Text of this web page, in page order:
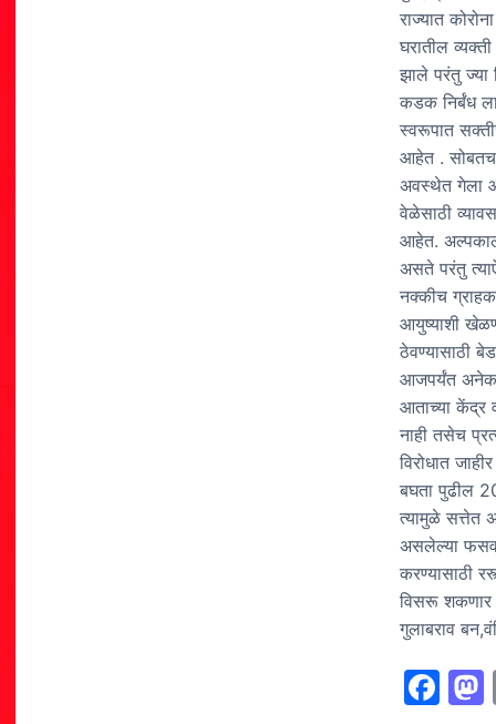
राज्यात
घरातील
झाले परंतु ज्या
कडक निर्बंध
स्वरूपात
आहेत . सोबतच
अवस्थेत गेला
वेळेसाठी
आहेत.
असते परंतु
नक्कीच ग्राहक
आयुष्याशी
ठेवण्यासाठी
आजपर्यंत अनेक
आताच्या केंद्र
नाही तसेच
विरोधात
बघता पुढील
त्यामुळे सत्तेत
असलेल्या
करण्यासाठी
विसरू शकणार
गुलाबराव
F